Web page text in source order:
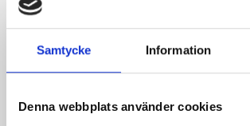
Samtycke Information
Denna webbplats använder cookies
Päronfil 2,7%
1000g